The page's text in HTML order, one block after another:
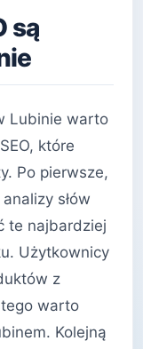
są
Lubinie warto
które
Po pierwsze,
słów
te najbardziej
Użytkownicy
z
warto
Kolejną